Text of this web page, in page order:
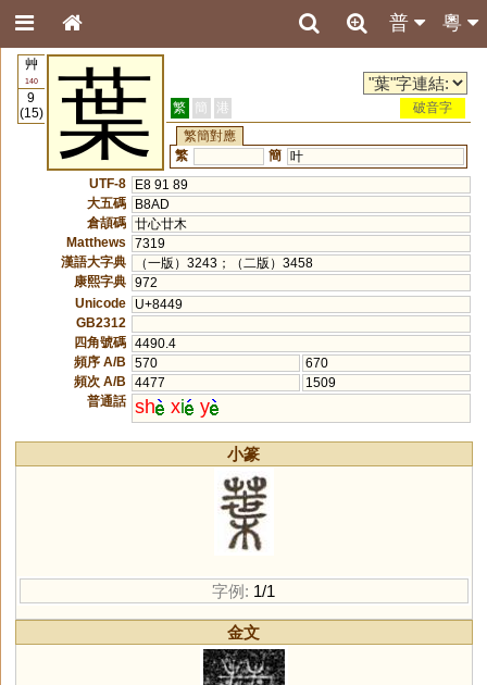
粵
普
艸
140
9
(15)
葉 繁 簡 港
破音字
繁簡對應
繁
簡 叶
UTF-8
E8 91 89
大五碼
B8AD
倉頡碼 廿心廿木
Matthews
7319
漢語大字典
（一版）3243；（二版）3458
康熙字典 972
Unicode
U+8449
GB2312
四角號碼 4490.4
頻序 A/B
570
670
頻次 A/B
4477
1509
普通話 sh xi y
小篆
字例: 1/1
金文